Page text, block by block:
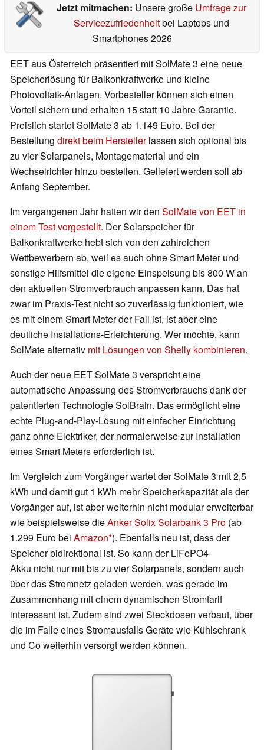
Jetzt mitmachen: Unsere große Umfrage zur
Servicezufriedenheitbei Laptops und
Smartphones 2026
EET aus Österreich präsentiert mit SolMate 3 eine neue
Speicherlösung für Balkonkraftwerke und kleine
Photovoltaik-Anlagen. Vorbesteller können sich einen
Vorteil sichern und erhalten 15 statt 10 Jahre Garantie.
Preislich startet SolMate 3 ab 1.149 Euro. Bei der
Bestellung direkt beim Herstellerlassen sich optional bis
zu vier Solarpanels, Montagematerial und ein
Wechselrichter hinzu bestellen. Geliefert werden soll ab
Anfang September.
Im vergangenen Jahr hatten wir den SolMate von EET in
einem Test vorgestellt. Der Solarspeicher für
Balkonkraftwerke hebt sich von den zahlreichen
Wettbewerbern ab, weil es auch ohne Smart Meter und
sonstige Hilfsmittel die eigene Einspeisung bis 800 W an
den aktuellen Stromverbrauch anpassen kann. Das hat
zwar im Praxis-Test nicht so zuverlässig funktioniert, wie
es mit einem Smart Meter der Fall ist, ist aber eine
deutliche Installations-Erleichterung. Wer möchte, kann
SolMate alternativ mit Lösungen von Shelly kombinieren.
Auch der neue EET SolMate 3 verspricht eine
automatische Anpassung des Stromverbrauchs dank der
patentierten Technologie SolBrain. Das ermöglicht eine
echte Plug-and-Play-Lösung mit einfacher Einrichtung
ganz ohne Elektriker, der normalerweise zur Installation
eines Smart Meters erforderlich ist.
Im Vergleich zum Vorgänger wartet der SolMate 3 mit 2,5
kWh und damit gut 1 kWh mehr Speicherkapazität als der
Vorgänger auf, ist aber weiterhin nicht modular erweiterbar
wie beispielsweise dieAnker Solix Solarbank 3 Pro (ab
1.299 Euro bei Amazon ). Ebenfalls neu ist, dass der
Speicher bidirektional ist. So kann der LiFePO4-
Akku nicht nur mit bis zu vier Solarpanels, sondern auch
über das Stromnetz geladen werden, was gerade im
Zusammenhang mit einem dynamischen Stromtarif
interessant ist. Zudem sind zwei Steckdosen verbaut, über
die im Falle eines Stromausfalls Geräte wie Kühlschrank
und Co weiterhin versorgt werden können.